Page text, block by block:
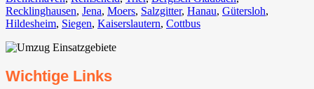
Recklinghausen, Jena⁠, Moers⁠, Salzgitter⁠, Hanau, Gütersloh,
Hildesheim⁠, Siegen⁠, Kaiserslautern⁠, Cottbus⁠
Wichtige Links